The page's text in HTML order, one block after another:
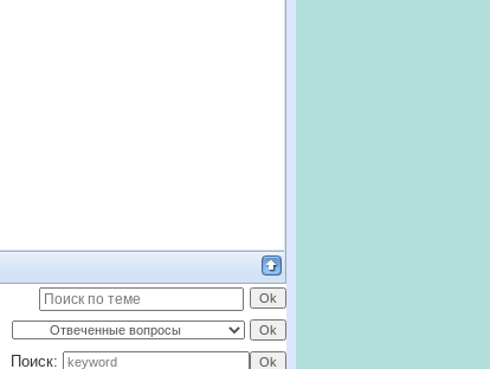
Поиск: